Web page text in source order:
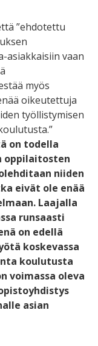
”ehdotettu
asiakkaisiin vaan
myös
oikeutettuja
työllistymisen
on todella
oppilaitosten
niiden
eivät ole enää
Laajalla
runsaasti
on edellä
koskevassa
koulutusta
voimassa oleva
asian